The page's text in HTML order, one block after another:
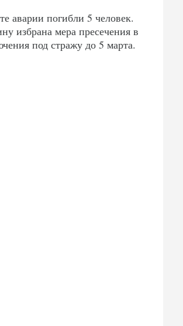
аварии погибли 5 человек.
избрана мера пресечения в
под стражу до 5 марта.